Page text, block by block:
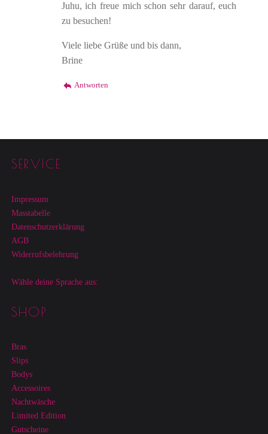
Juhu, ich freue mich schon sehr darauf, euch
zu besuchen!
Viele liebe Grüße und bis dann,
Brine
Antworten
Footer sidebar
SERVICE
Impressum
Masstabelle
Datenschutzerklärung
AGB
Widerrufsbelehrung
Wähle deine Sprache aus:
SHOP
Bras
Slips
Bodys
Accessoires
Nachtwäsche
Limited Edition
Gutscheine